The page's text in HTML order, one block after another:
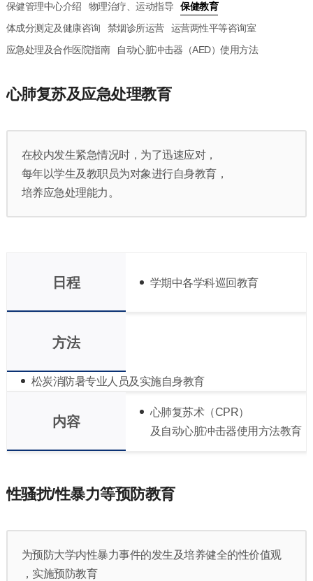
保健管理中心介绍 物理治疗、运动指导
保健教育
体成分测定及健康咨询
禁烟诊所运营
运营两性平等咨询室
应急处理及合作医院指南
自动心脏冲击器（AED）使用方法
心肺复苏及应急处理教育
在校内发生紧急情况时，为了迅速应对，
每年以学生及教职员为对象进行自身教育，
培养应急处理能力。
日程 学期中各学科巡回教育
方法
松炭消防暑专业人员及实施自身教育
内容
心肺复苏术（CPR）
及自动心脏冲击器使用方法教育
性骚扰/性暴力等预防教育
为预防大学内性暴力事件的发生及培养健全的性价值观
，实施预防教育